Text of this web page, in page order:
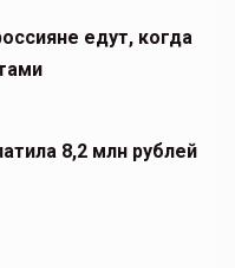
едут, когда
8,2 млн рублей